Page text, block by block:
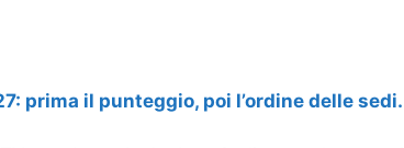
prima il punteggio, poi l’ordine delle